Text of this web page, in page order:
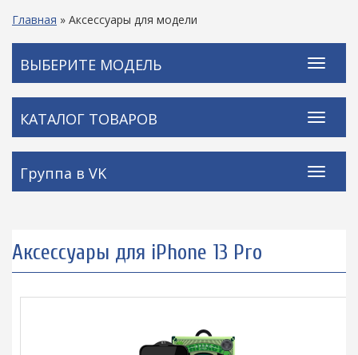
Главная » Аксессуары для модели
ВЫБЕРИТЕ МОДЕЛЬ
КАТАЛОГ ТОВАРОВ
Группа в VK
Аксессуары для iPhone 13 Pro